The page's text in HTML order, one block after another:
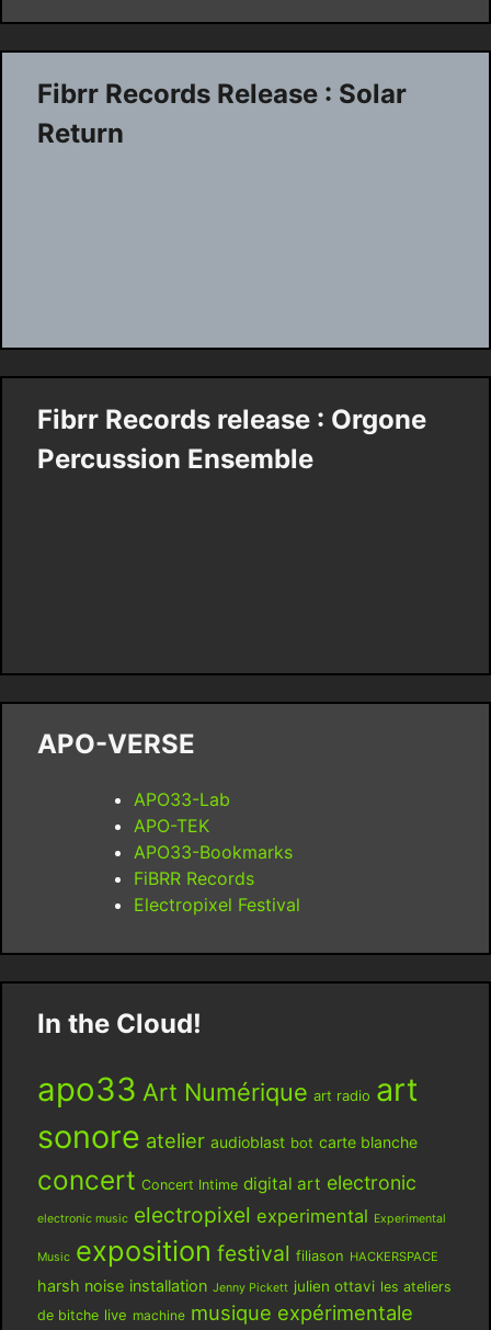
Fibrr Records Release : Solar
Return
Fibrr Records release : Orgone
Percussion Ensemble
APO-VERSE
APO33-Lab
APO-TEK
APO33-Bookmarks
FiBRR Records
Electropixel Festival
In the Cloud!
apo33 Art Numérique art radio art
sonore atelier audioblast bot carte blanche
concert Concert Intime digital art electronic
electronic music electropixel experimental Experimental
Music exposition festival filiason HACKERSPACE
harsh noise installation Jenny Pickett julien ottavi les ateliers
de bitche live machine musique expérimentale